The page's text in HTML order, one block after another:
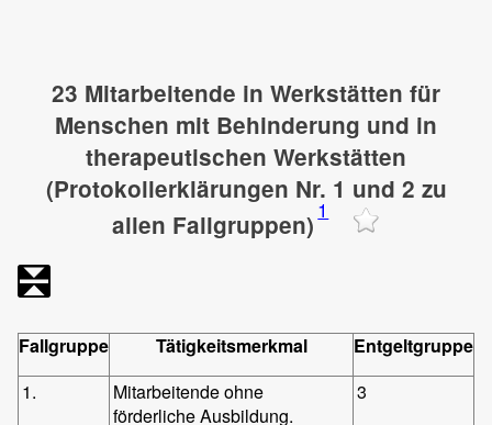
23 Mitarbeitende in Werkstätten für
Menschen mit Behinderung und in
therapeutischen Werkstätten
(Protokollerklärungen Nr. 1 und 2 zu
allen Fallgruppen) 1
Fallgruppe Tätigkeitsmerkmal
Entgeltgruppe
1.
Mitarbeitende ohne
förderliche Ausbildung.
3